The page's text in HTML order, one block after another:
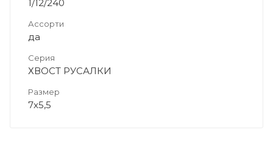
1/12/240
Ассорти
да
Серия
ХВОСТ РУСАЛКИ
Размер
7х5,5